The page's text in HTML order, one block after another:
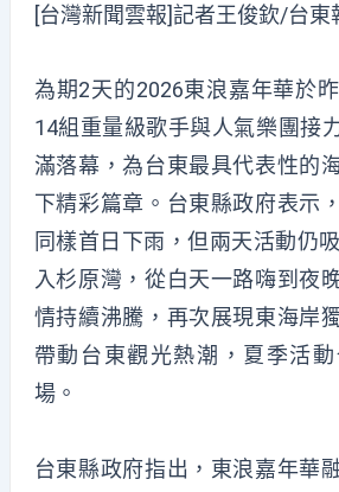
[台灣新聞雲報]記者王俊欽/台東
為期2天的2026東浪嘉年華於
14組重量級歌手與人氣樂團接
滿落幕，為台東最具代表性的
下精彩篇章。台東縣政府表示
同樣首日下雨，但兩天活動仍
入杉原灣，從白天一路嗨到夜
情持續沸騰，再次展現東海岸
帶動台東觀光熱潮，夏季活
場。
台東縣政府指出，東浪嘉年華